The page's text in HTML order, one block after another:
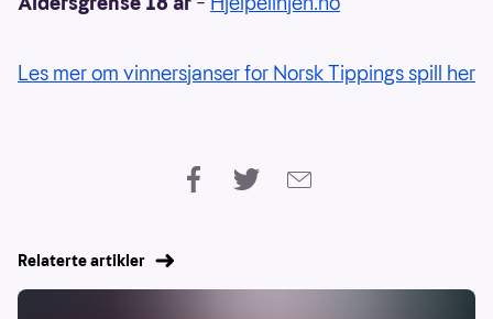
Les mer om vinnersjanser for Norsk Tippings spill her
Relaterte artikler